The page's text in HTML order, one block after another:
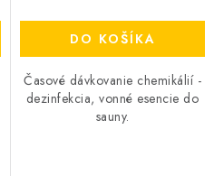
DO KOŠÍKA
Časové dávkovanie chemikálií -
dezinfekcia, vonné esencie do
sauny.